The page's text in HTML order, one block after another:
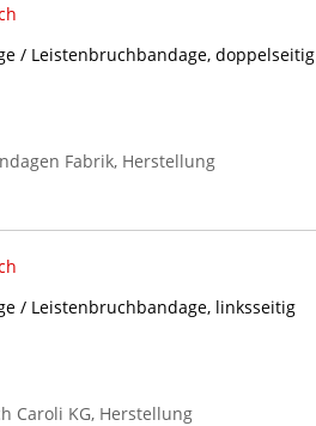
/ Leistenbruchbandage, doppelseitig
Fabrik, Herstellung
/ Leistenbruchbandage, linksseitig
Caroli KG, Herstellung